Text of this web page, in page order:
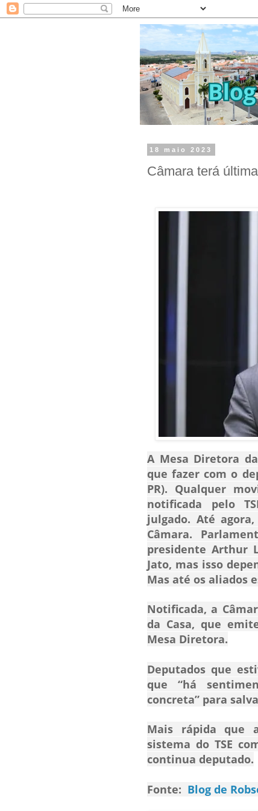
18 maio 2023
Câmara terá
A Mesa Diretora
que fazer com o
PR). Qualquer
notificada pelo
julgado. Até
Câmara.
presidente Arthur
Jato, mas isso
Mas até os aliados
Notificada, a
da Casa, que
Mesa Diretora.
Deputados que
que “há
concreta” para
Mais rápida que
sistema do TSE
continua deputado.
Fonte: Blog de